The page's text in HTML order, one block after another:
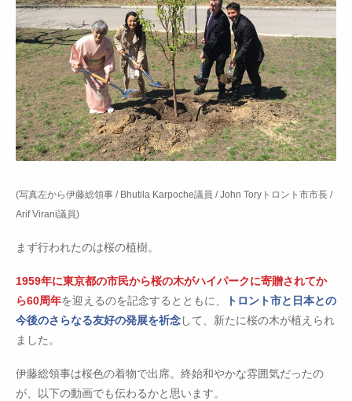
(写真左から伊藤総領事 / Bhutila Karpoche議員 / John Toryトロント市市長 /
Arif Virani議員)
まず行われたのは桜の植樹。
1959年に東京都の市民から桜の木がハイパークに寄贈されてか
ら60周年を迎えるのを記念するとともに、
トロント市と日本との
今後のさらなる友好の発展を祈念して、新たに桜の木が植えられ
ました。
伊藤総領事は桜色の着物で出席。終始和やかな雰囲気だったの
が、以下の動画でも伝わるかと思います。